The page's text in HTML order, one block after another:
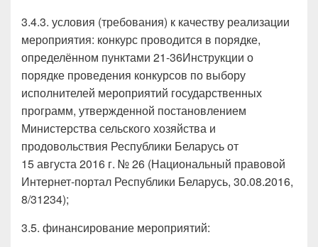
3.4.3. условия (требования) к качеству реализации
мероприятия: конкурс проводится в порядке,
определённом пунктами 21-36Инструкции о
порядке проведения конкурсов по выбору
исполнителей мероприятий государственных
программ, утвержденной постановлением
Министерства сельского хозяйства и
продовольствия Республики Беларусь от
15 августа 2016 г. № 26 (Национальный правовой
Интернет-портал Республики Беларусь, 30.08.2016,
8/31234);
3.5. финансирование мероприятий: